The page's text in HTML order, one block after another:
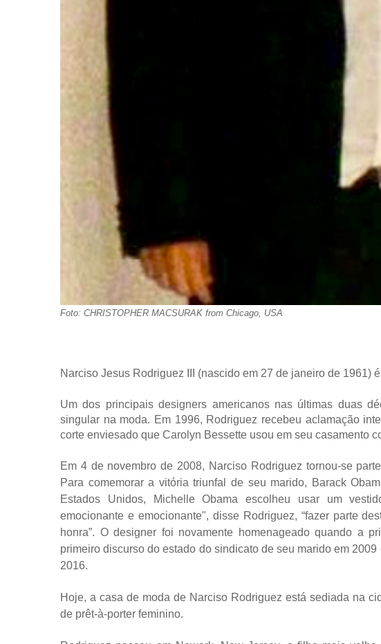
Foto: CHRISTOPHER MACSURAK from Chicago, USA
Narciso Jesus Rodriguez III (nascido em 27 de janeiro de 1961)
Um dos principais designers americanos nas últimas duas
singular na moda. Em 1996, Rodriguez recebeu aclamação
corte enviesado que Carolyn Bessette usou em seu casamento
Em 4 de novembro de 2008, Narciso Rodriguez tornou-se
Para comemorar a vitória triunfal de seu marido, Barack
Estados Unidos, Michelle Obama escolheu usar um
emocionante e emocionante", disse Rodriguez, “fazer parte
honra”. O designer foi novamente homenageado quando a
primeiro discurso do estado do sindicato de seu marido em
2016.
Hoje, a casa de moda de Narciso Rodriguez está sediada na
de prêt-à-porter feminino.